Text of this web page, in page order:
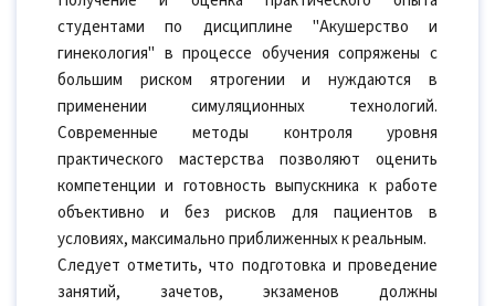
студентами по дисциплине "Акушерство и
гинекология" в процессе обучения сопряжены с
большим риском ятрогении и нуждаются в
применении симуляционных технологий.
Современные методы контроля уровня
практического мастерства позволяют оценить
компетенции и готовность выпускника к работе
объективно и без рисков для пациентов в
условиях, максимально приближенных к реальным.
Следует отметить, что подготовка и проведение
занятий, зачетов, экзаменов должны